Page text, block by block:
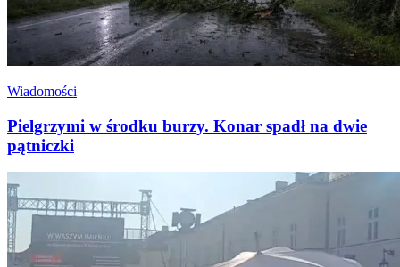
Wiadomości
Pielgrzymi w środku burzy. Konar spadł na dwie
pątniczki